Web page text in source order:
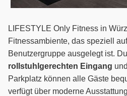
LIFESTYLE Only Fitness in
Fitnessambiente, das speziell
Benutzergruppe ausgelegt ist.
rollstuhlgerechten Eingang
Parkplatz können alle Gäste
verfügt über moderne